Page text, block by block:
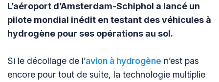
L’aéroport d’Amsterdam-Schiphol a lancé un
pilote mondial inédit en testant des véhicules à
hydrogène pour ses opérations au sol.
Si le décollage de l’avion à hydrogène n’est pas
encore pour tout de suite, la technologie multiplie